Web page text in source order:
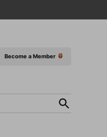
Become a Member
Open
Search